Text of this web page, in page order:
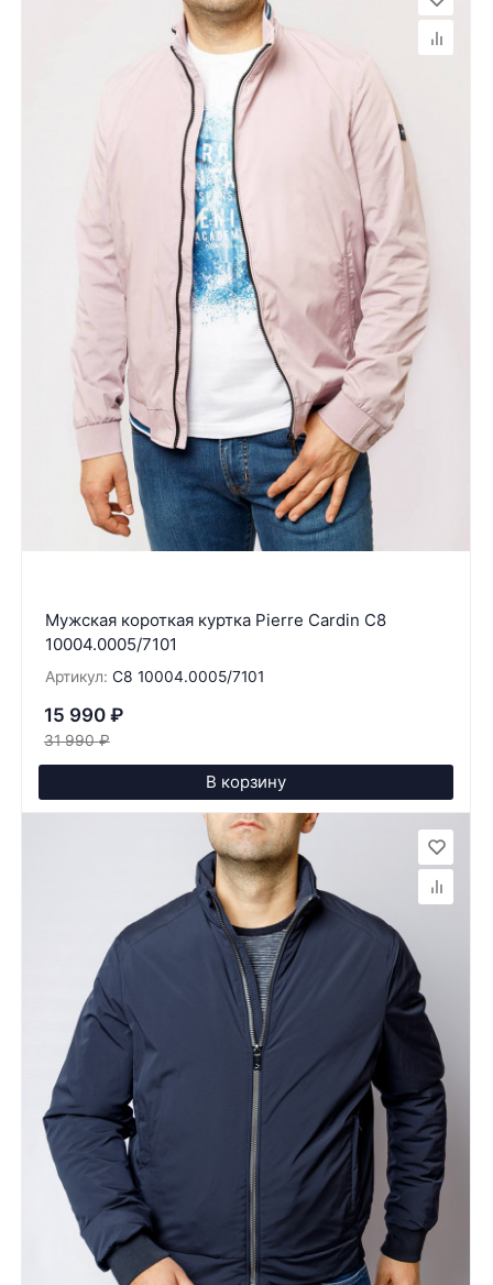
Мужская короткая куртка Pierre Cardin C8
10004.0005/7101
Артикул: C8 10004.0005/7101
15 990 ₽
31 990 ₽
В корзину